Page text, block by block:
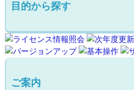
目的から探す
ご案内